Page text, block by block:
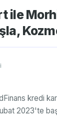
ile
kredi
2023'te